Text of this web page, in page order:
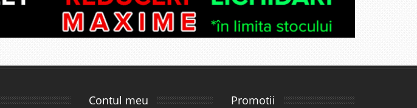
Contul meu Promotii